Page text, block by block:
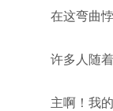
在这弯曲
许多人随
主啊！我